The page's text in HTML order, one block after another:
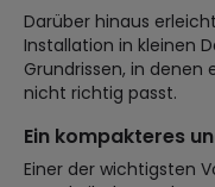
Darüber hinaus
Installation in kleinen
Grundrissen, in denen
nicht richtig passt.
Ein kompakteres
Einer der wichtigsten